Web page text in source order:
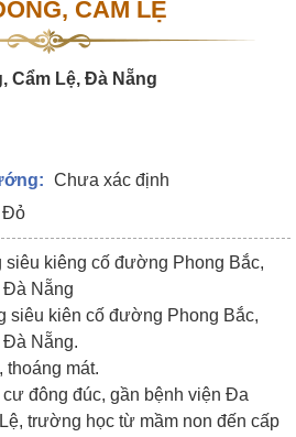
CẨM LỆ
Cẩm Lệ, Đà Nẵng
Chưa xác định
Đỏ
siêu kiêng cố đường Phong Bắc,
Đà Nẵng
siêu kiên cố đường Phong Bắc,
Đà Nẵng.
thoáng mát.
đông đúc, gần bệnh viện Đa
trường học từ mầm non đến cấp